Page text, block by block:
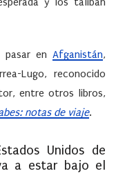
pasar en Afganistán,
Lugo, reconocido
entre otros libros,
notas de viaje.
Unidos de
a estar bajo el